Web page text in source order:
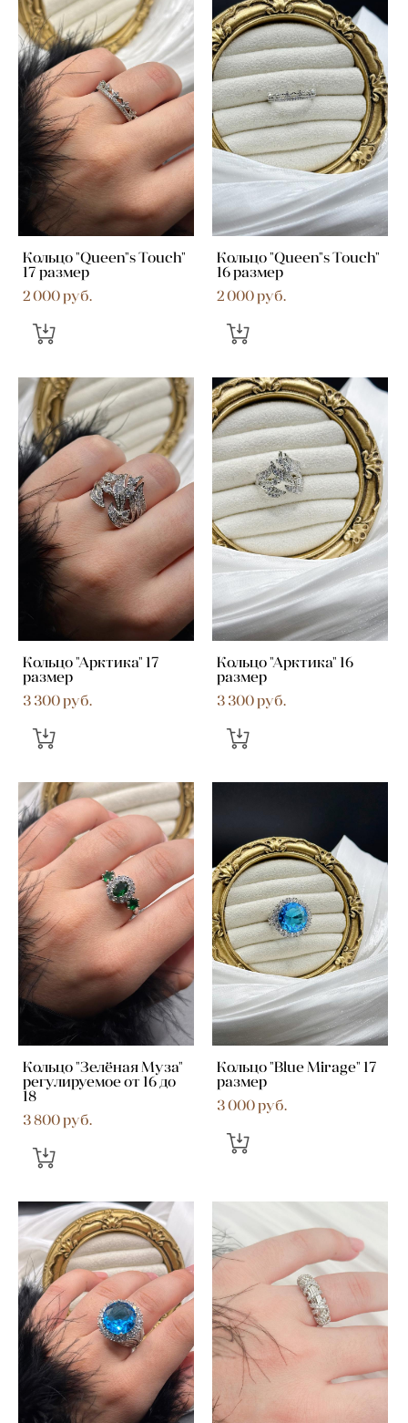
Кольцо "Queen"s Touch"
17 размер
2 000 pуб.
Кольцо "Queen"s Touch"
16 размер
2 000 pуб.
Кольцо "Арктика" 17
размер
3 300 pуб.
Кольцо "Арктика" 16
размер
3 300 pуб.
Кольцо "Зелёная Муза"
регулируемое от 16 до
18
3 800 pуб.
Кольцо "Blue Mirage" 17
размер
3 000 pуб.